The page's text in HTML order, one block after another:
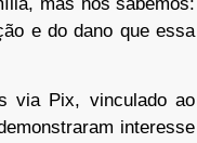
e do dano que essa
via Pix, vinculado ao
interesse